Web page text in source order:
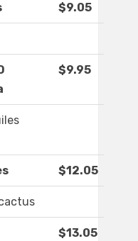
$9.05
$9.95
$12.05
$13.05